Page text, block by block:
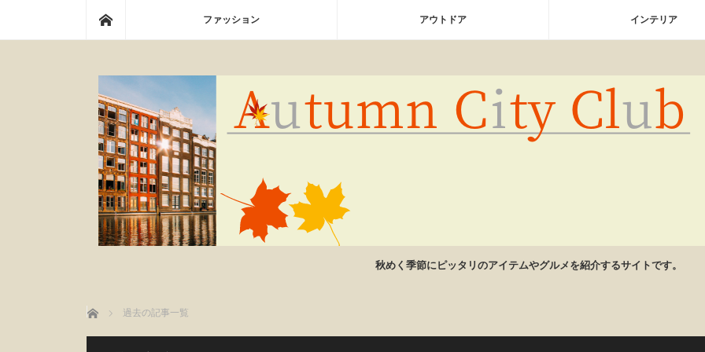
ファッション アウトドア インテリア
秋めく季節にピッタリのアイテムやグルメを紹介するサイトです。
ホーム 過去の記事一覧